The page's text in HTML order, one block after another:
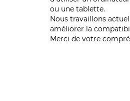
ou une tablette.
Nous travaillons
améliorer la
Merci de votre